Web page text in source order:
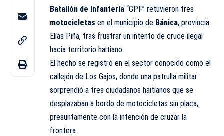
Batallón de Infantería “GPF” retuvieron tres
motocicletas en el municipio de Bánica, provincia
Elías Piña, tras frustrar un intento de cruce ilegal
hacia territorio haitiano.
El hecho se registró en el sector conocido como el
callejón de Los Gajos, donde una patrulla militar
sorprendió a tres ciudadanos haitianos que se
desplazaban a bordo de motocicletas sin placa,
presuntamente con la intención de cruzar la
frontera.